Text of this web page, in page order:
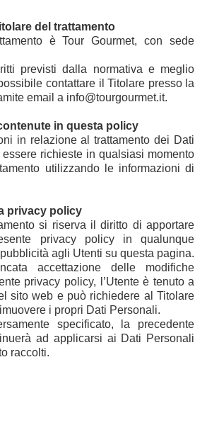
del trattamento
è Tour Gourmet, con sede
previsti dalla normativa e meglio
contattare il Titolare presso la
email a info@tourgourmet.it.
in questa policy
in relazione al trattamento dei Dati
richieste in qualsiasi momento
utilizzando le informazioni di
privacy policy
si riserva il diritto di apportare
privacy policy in qualunque
agli Utenti su questa pagina.
accettazione delle modifiche
privacy policy, l’Utente è tenuto a
sito web e può richiedere al Titolare
i propri Dati Personali.
specificato, la precedente
ad applicarsi ai Dati Personali
raccolti.